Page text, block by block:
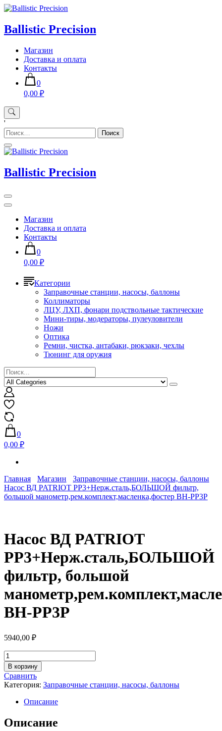
Skip
content
Ballistic Precision
Магазин
Доставка и оплата
Контакты
0
0,00 ₽
'
Найти:
Ballistic Precision
Магазин
Доставка и оплата
Контакты
0
0,00 ₽
Категории
Заправочные станции, насосы, баллоны
Коллиматоры
ЛЦУ, ЛХП, фонари подствольные тактические
Мини-тиры, модераторы, пулеуловители
Ножи
Оптика
Ремни, чистка, антабаки, рюкзаки, чехлы
Тюнинг для оружия
0
0,00 ₽
Главная Магазин
Заправочные станции, насосы, баллоны
Насос ВД PATRIOT PP3+Нерж.сталь,БОЛЬШОЙ фильтр,
большой манометр,рем.комплект,масленка,фостер BH-PP3P
Насос ВД PATRIOT
PP3+Нерж.сталь,БОЛЬШОЙ
фильтр, большой
BH-PP3P
5940,00 ₽
Количество
товара
Насос
ВД
PATRIOT
PP3+Нерж.сталь,БОЛЬШОЙ
фильтр,
большой
манометр,рем.комплект,масленка,фостер
В корзину
Сравнить
Категория: Заправочные станции, насосы, баллоны
Описание
Описание